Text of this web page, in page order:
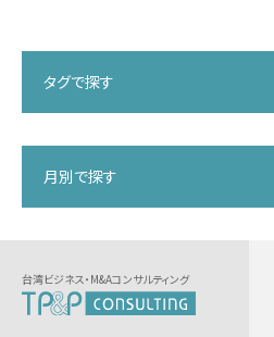
タグで探す
月別で探す
台湾ビジネス・M&Aコンサルティング